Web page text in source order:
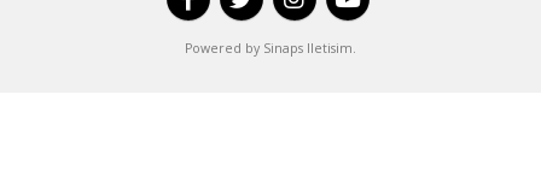
Powered by Sinaps Iletisim.